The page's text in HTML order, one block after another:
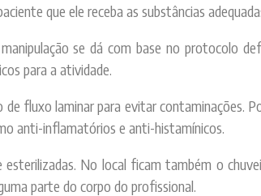
que ele receba as substâncias
se dá com base no protocolo
para a atividade.
fluxo laminar para evitar contaminações.
anti-inflamatórios e anti-histamínicos.
No local ficam também o
parte do corpo do profissional.